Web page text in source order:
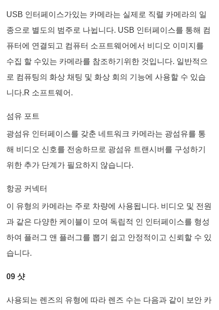
USB 인터페이스가있는 카메라는 실제로 직렬 카메라의 일
종으로 별도의 범주로 나뉩니다. USB 인터페이스를 통해 컴
퓨터에 연결되고 컴퓨터 소프트웨어에서 비디오 이미지를
수집 할 수있는 카메라를 참조하기위한 것입니다. 일반적으
로 컴퓨팅의 화상 채팅 및 화상 회의 기능에 사용할 수 있습
니다.R 소프트웨어.
섬유 포트
광섬유 인터페이스를 갖춘 네트워크 카메라는 광섬유를 통
해 비디오 신호를 전송하므로 광섬유 트랜시버를 구성하기
위한 추가 단계가 필요하지 않습니다.
항공 커넥터
이 유형의 카메라는 주로 차량에 사용됩니다. 비디오 및 전원
과 같은 다양한 케이블이 모여 독립적 인 인터페이스를 형성
하여 플러그 앤 플러그를 뽑기 쉽고 안정적이고 신뢰할 수 있
습니다.
09 샷
사용되는 렌즈의 유형에 따라 렌즈 수는 다음과 같이 보안 카